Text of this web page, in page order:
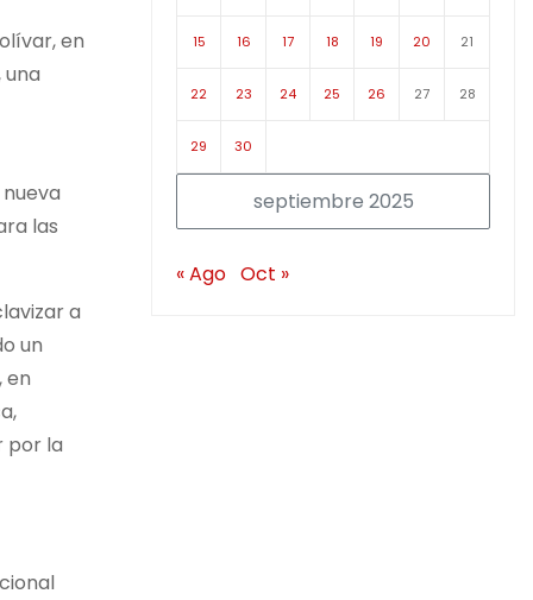
en
una
las
a
un
en
por la
septiembre 2025
15 16 17 18 19 20 21
22 23 24 25 26 27 28
29 30
« Ago Oct »